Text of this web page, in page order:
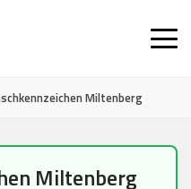
Miltenberg
Miltenberg